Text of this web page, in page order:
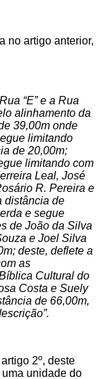
no artigo anterior,
“E” e a Rua
alinhamento da
39,00m onde
limitando
de 20,00m;
limitando com
Leal, José
R. Pereira e
distância de
e segue
de João da Silva
e Joel Silva
deste, deflete a
as
Cultural do
Costa e Suely
de 66,00m,
2º, deste
unidade do